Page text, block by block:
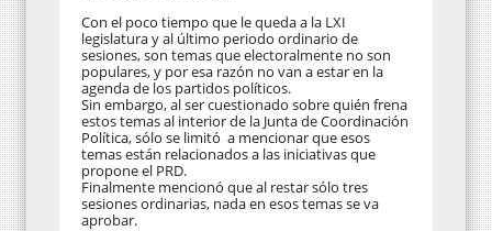
Con el poco tiempo que le queda a la LXI
legislatura y al último periodo ordinario de
sesiones, son temas que electoralmente no son
populares, y por esa razón no van a estar en la
agenda de los partidos políticos.
Sin embargo, al ser cuestionado sobre quién frena
estos temas al interior de la Junta de Coordinación
Política, sólo se limitó a mencionar que esos
temas están relacionados a las iniciativas que
propone el PRD.
Finalmente mencionó que al restar sólo tres
sesiones ordinarias, nada en esos temas se va
aprobar.